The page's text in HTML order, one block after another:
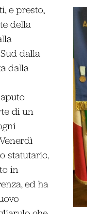
e presto,
della
dalla
dalla
di un
statutario,
in
ed ha